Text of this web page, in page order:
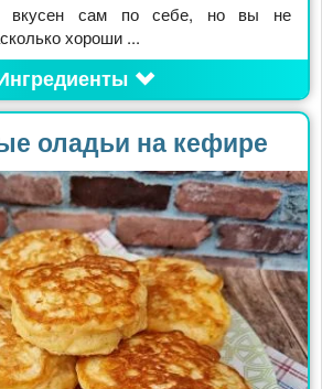
вкусен сам по себе, но вы не
хороши ...
оладьи на кефире